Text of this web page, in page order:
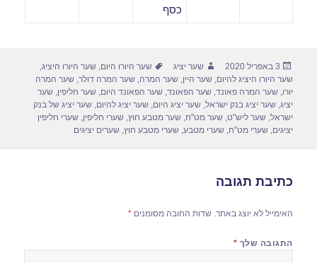
כסף
פורסם
בתאריך
3 באפריל 2020 מחבר
שער יציג תגיות
שער היורו היום,שער היורו היציג,
שער היורו היציג להיום,שער היין,שער המרה,שער המרה דולר,שער המרה
יורו,שער המרה פאונד,שער הפאונד,שער הפאונד היום,שער חליפין,שער
יציג,שער יציג בנק ישראל,שער יציג היום,שער יציג להיום,שער יציג של בנק
ישראל,שער ליש"ט,שער מט"ח,שער מטבע חוץ,שערי חליפין,שערי חליפין
יציגים,שערי מט"ח,שערי מטבע,שערי מטבע חוץ,שערים יציגים
כתיבת תגובה
האימייל לא יוצג באתר. שדות החובה מסומנים*
התגובה שלך *